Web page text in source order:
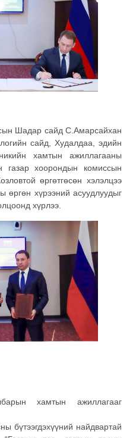
Шадар сайд С.Амарсайхан
сайд, Худалдаа, эдийн
хамтын ажиллагааны
газар хоорондын комиссын
өргөтгөсөн хэлэлцээ
хүрээний асуудлуудыг
хүрлээ.
хамтын ажиллагааг
бүтээгдэхүүний найдвартай